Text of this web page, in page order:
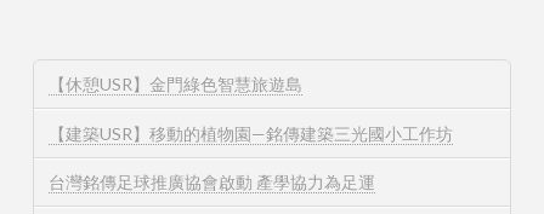
【休憩USR】金門綠色智慧旅遊島
【建築USR】移動的植物園—銘傳建築三光國小工作坊
台灣銘傳足球推廣協會啟動 產學協力為足運